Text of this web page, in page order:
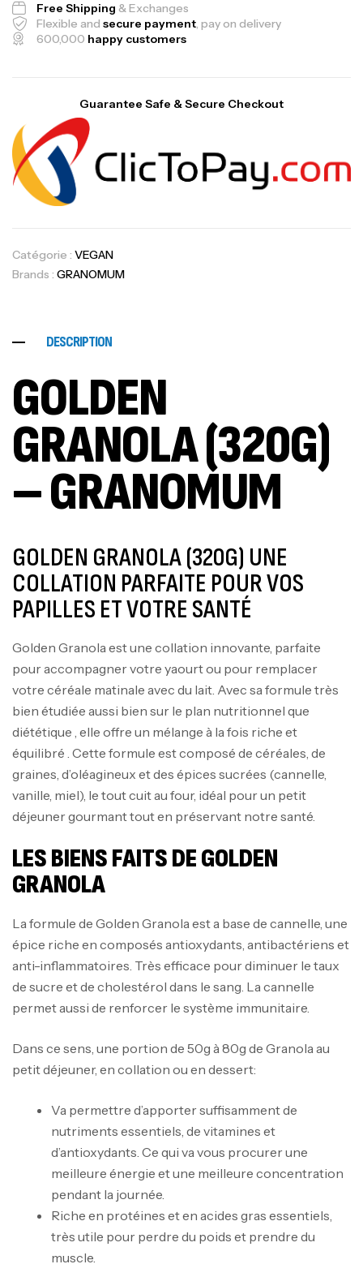
Free Shipping & Exchanges
Flexible and secure payment, pay on delivery
600,000 happy customers
Guarantee Safe & Secure Checkout
Catégorie : VEGAN
Brands : GRANOMUM
DESCRIPTION
GOLDEN
GRANOLA (320G)
– GRANOMUM
GOLDEN GRANOLA (320G) UNE
COLLATION PARFAITE POUR VOS
PAPILLES ET VOTRE SANTÉ
Golden Granola est une collation innovante, parfaite
pour accompagner votre yaourt ou pour remplacer
votre céréale matinale avec du lait. Avec sa formule très
bien étudiée aussi bien sur le plan nutritionnel que
diététique , elle offre un mélange à la fois riche et
équilibré . Cette formule est composé de céréales, de
graines, d’oléagineux et des épices sucrées (cannelle,
vanille, miel), le tout cuit au four, idéal pour un petit
déjeuner gourmant tout en préservant notre santé.
LES BIENS FAITS DE GOLDEN
GRANOLA
La formule de Golden Granola est a base de cannelle, une
épice riche en composés antioxydants, antibactériens et
anti-inflammatoires. Très efficace pour diminuer le taux
de sucre et de cholestérol dans le sang. La cannelle
permet aussi de renforcer le système immunitaire.
Dans ce sens, une portion de 50g à 80g de Granola au
petit déjeuner, en collation ou en dessert:
Va permettre d’apporter suffisamment de
nutriments essentiels, de vitamines et
d’antioxydants. Ce qui va vous procurer une
meilleure énergie et une meilleure concentration
pendant la journée.
Riche en protéines et en acides gras essentiels,
très utile pour perdre du poids et prendre du
muscle.